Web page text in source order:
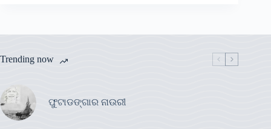
Trending now
ଫୁଟାଡଙ୍ଗାର ନାଉରୀ